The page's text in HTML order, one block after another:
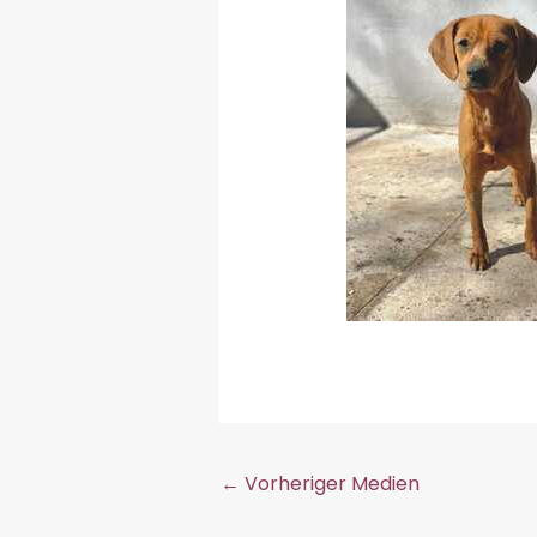
← Vorheriger Medien